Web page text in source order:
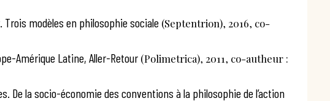
modèles en philosophie sociale (Septentrion), 2016, co-
Amérique Latine, Aller-Retour (Polimetrica), 2011, co-autheur :
De la socio-économie des conventions à la philosophie de l’action